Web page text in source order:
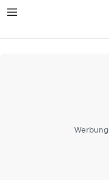
Werbung